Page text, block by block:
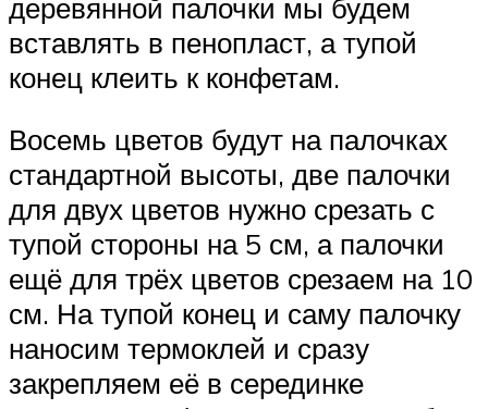
деревянной палочки мы будем
вставлять в пенопласт, а тупой
конец клеить к конфетам.
Восемь цветов будут на палочках
стандартной высоты, две палочки
для двух цветов нужно срезать с
тупой стороны на 5 см, а палочки
ещё для трёх цветов срезаем на 10
см. На тупой конец и саму палочку
наносим термоклей и сразу
закрепляем её в серединке